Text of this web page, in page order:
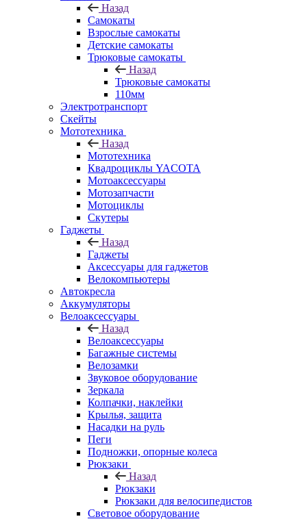
Назад
Самокаты
Взрослые самокаты
Детские самокаты
Трюковые самокаты
Назад
Трюковые самокаты
110мм
Электротранспорт
Скейты
Мототехника
Назад
Мототехника
Квадроциклы YACOTA
Мотоаксессуары
Мотозапчасти
Мотоциклы
Скутеры
Гаджеты
Назад
Гаджеты
Аксессуары для гаджетов
Велокомпьютеры
Автокресла
Аккумуляторы
Велоаксессуары
Назад
Велоаксессуары
Багажные системы
Велозамки
Звуковое оборудование
Зеркала
Колпачки, наклейки
Крылья, защита
Насадки на руль
Пеги
Подножки, опорные колеса
Рюкзаки
Назад
Рюкзаки
Рюкзаки для велосипедистов
Световое оборудование